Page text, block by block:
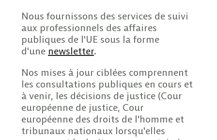
Nous fournissons des services de suivi
aux professionnels des affaires
publiques de l'UE sous la forme
d'une newsletter.
Nos mises à jour ciblées comprennent
les consultations publiques en cours et
à venir, les décisions de justice (Cour
européenne de justice, Cour
européenne des droits de l'homme et
tribunaux nationaux lorsqu'elles